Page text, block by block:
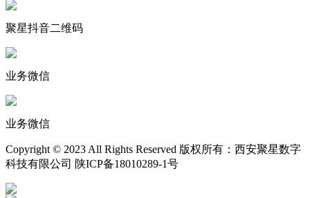
聚星抖音二维码
业务微信
业务微信
Copyright © 2023 All Rights Reserved 版权所有：西安聚星数字
科技有限公司 陕ICP备18010289-1号